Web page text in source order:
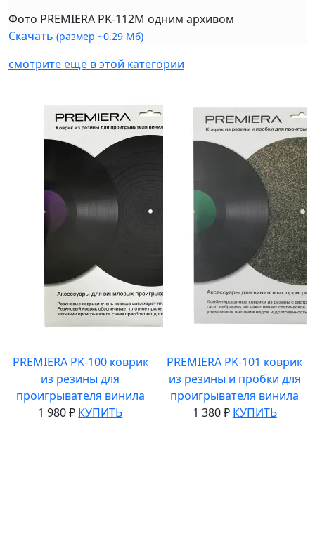
Фото PREMIERA PK-112M одним архивом
Скачать (размер ~0.29 Мб)
смотрите ещё в этой категории
PREMIERA PK-100 коврик
из резины для
проигрывателя винила
1 980 ₽ КУПИТЬ
PREMIERA PK-101 коврик
из резины и пробки для
проигрывателя винила
1 380 ₽ КУПИТЬ